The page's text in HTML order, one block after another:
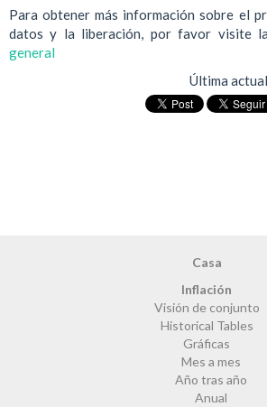
Para obtener más información sobre el
datos y la liberación, por favor visite
general
Última
Casa
Inflación
Visión de conjunto
Historical Tables
Gráficas
Mes a mes
Año tras año
Anual